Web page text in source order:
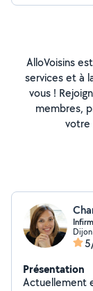
AlloVoisins
services et à
vous !
membres,
votre
Présentation
Actuellement